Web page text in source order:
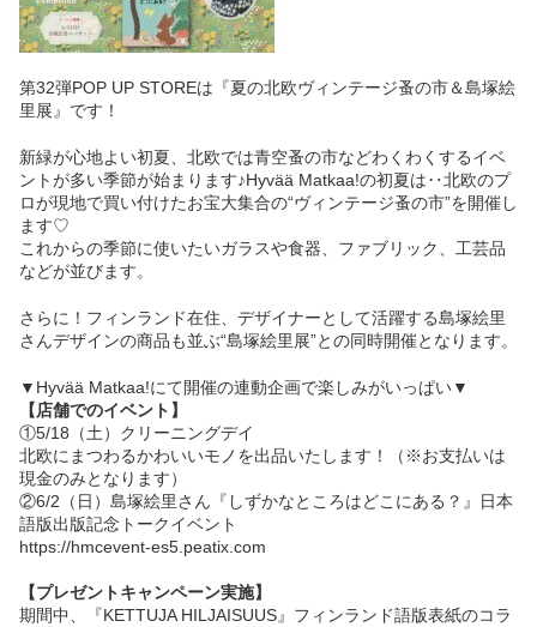
第32弾POP UP STOREは『夏の北欧ヴィンテージ蚤の市＆島塚絵
里展』です！
新緑が心地よい初夏、北欧では青空蚤の市などわくわくするイベ
ントが多い季節が始まります♪Hyvää Matkaa!の初夏は‥北欧のプ
ロが現地で買い付けたお宝大集合の“ヴィンテージ蚤の市”を開催し
ます♡
これからの季節に使いたいガラスや食器、ファブリック、工芸品
などが並びます。
さらに！フィンランド在住、デザイナーとして活躍する島塚絵里
さんデザインの商品も並ぶ“島塚絵里展”との同時開催となります。
▼Hyvää Matkaa!にて開催の連動企画で楽しみがいっぱい▼
【店舗でのイベント】
①5/18（土）クリーニングデイ
北欧にまつわるかわいいモノを出品いたします！（※お支払いは
現金のみとなります）
②6/2（日） 島塚絵里さん『しずかなところはどこにある？』日本
語版出版記念トークイベント
https://hmcevent-es5.peatix.com
【プレゼントキャンペーン実施】
期間中、『KETTUJA HILJAISUUS』フィンランド語版表紙のコラ